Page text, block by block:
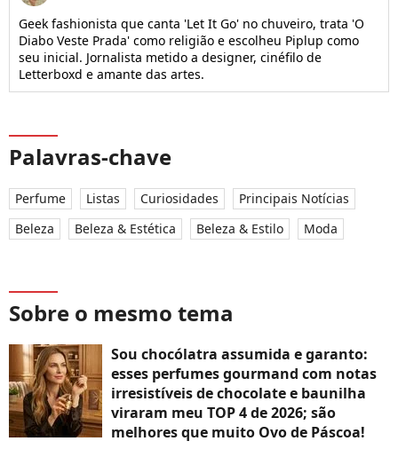
Geek fashionista que canta 'Let It Go' no chuveiro, trata 'O
Diabo Veste Prada' como religião e escolheu Piplup como
seu inicial. Jornalista metido a designer, cinéfilo de
Letterboxd e amante das artes.
Palavras-chave
Perfume Listas Curiosidades
Principais Notícias
Beleza
Beleza & Estética Beleza & Estilo Moda
Sobre o mesmo tema
Sou chocólatra assumida e garanto:
esses perfumes gourmand com notas
irresistíveis de chocolate e baunilha
viraram meu TOP 4 de 2026; são
melhores que muito Ovo de Páscoa!